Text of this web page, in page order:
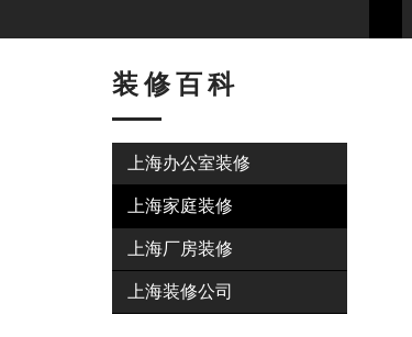
装修百科
上海办公室装修
上海家庭装修
上海厂房装修
上海装修公司